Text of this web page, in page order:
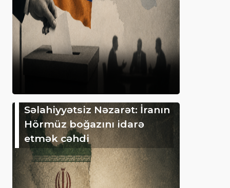
Səlahiyyətsiz Nəzarət: İranın
Hörmüz boğazını idarə
etmək cəhdi